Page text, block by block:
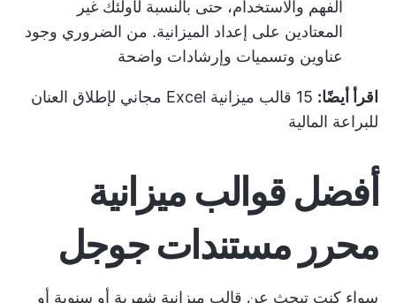
الفهم والاستخدام، حتى بالنسبة لأولئك غير
المعتادين على إعداد الميزانية. من الضروري وجود
عناوين وتسميات وإرشادات واضحة
اقرأ أيضًا:
15 قالب ميزانية Excel مجاني لإطلاق العنان
للبراعة المالية
أفضل قوالب ميزانية
محرر مستندات جوجل
سواء كنت تبحث عن قالب ميزانية شهرية أو سنوية أو